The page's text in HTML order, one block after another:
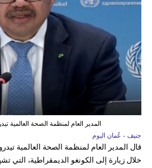
المدير العام لمنظمة الصحة العالمية
جنيف - عُمان اليوم
قال المدير العام لمنظمة الصحة العالمية
خلال زيارة إلى الكونغو الديمقراطية، التي